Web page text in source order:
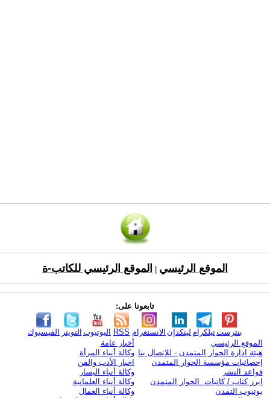
الموقع الرئيسي الموقع الرئيسي للكاتب-ة
تابعونا على:
الفيسبوك التويتر اليوتيوب RSS الانستغرام لينكدإن تيلكرامبنترست
الموقع الرئيسي
هيئة ادارة الحوار المتمدن - للإتصال بنا
إحصائيات مؤسسة الحوار المتمدن
قواعد النشر
ابرز كتاب / كاتبات الحوار المتمدن
يوتيوب التمدن
أخبار عامة
وكالة أنباء المرأة
اخبار الأدب والفن
وكالة أنباء اليسار
وكالة أنباء العلمانية
وكالة أنباء العمال